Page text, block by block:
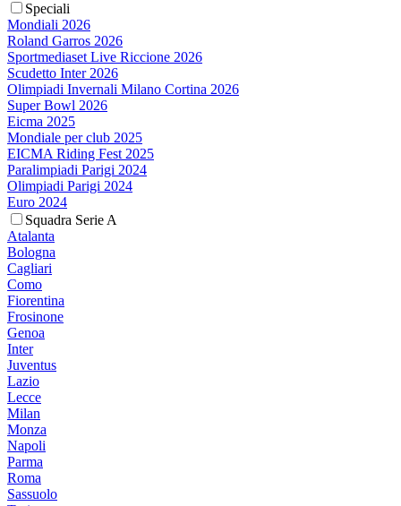
Speciali
Mondiali 2026
Roland Garros 2026
Sportmediaset Live Riccione 2026
Scudetto Inter 2026
Olimpiadi Invernali Milano Cortina 2026
Super Bowl 2026
Eicma 2025
Mondiale per club 2025
EICMA Riding Fest 2025
Paralimpiadi Parigi 2024
Olimpiadi Parigi 2024
Euro 2024
Squadra Serie A
Atalanta
Bologna
Cagliari
Como
Fiorentina
Frosinone
Genoa
Inter
Juventus
Lazio
Lecce
Milan
Monza
Napoli
Parma
Roma
Sassuolo